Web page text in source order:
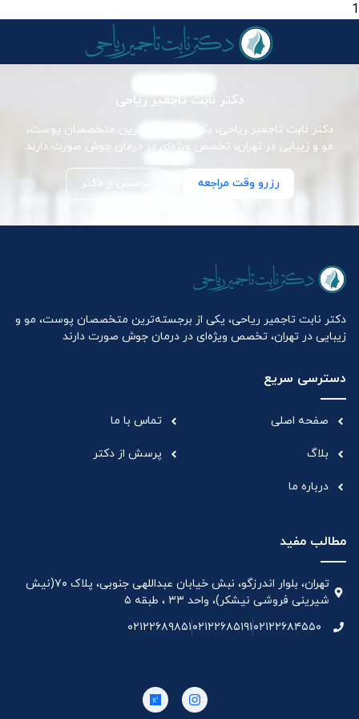
1
دکتر نابت تاجمیر ریاحی
دکتر نابت تاجمیر ریاحی، یکی از برجسته‌ترین متخصصان پوست،
مو و زیبایی در تهران، تخصص ویژه‌ای در درمان جوش صورت دارند
رزرو وقت مراجعه پرسش از دکتر
دکتر نابت تاجمیر ریاحی، یکی از برجسته‌ترین متخصصان پوست، مو و
زیبایی در تهران، تخصص ویژه‌ای در درمان جوش صورت دارند
دسترسی سریع
صفحه اصلی
بلاگ
درباره ما
تماس با ما
پرسش از دکتر
مطالب مفید
تهران، بلوار اندرزگو، نبش خیابان عبداللهی جنوبی، پلاک ۷۰(نیش
شیرینی فروشی نیشکر)، واحد ۳۳ ، طبقه ۵
۰۲۱۲۲۶۸۴۵۵۰۰۲۱۲۲۶۸۵۱۹۱۰۲۱۲۲۶۸۹۸۵۱